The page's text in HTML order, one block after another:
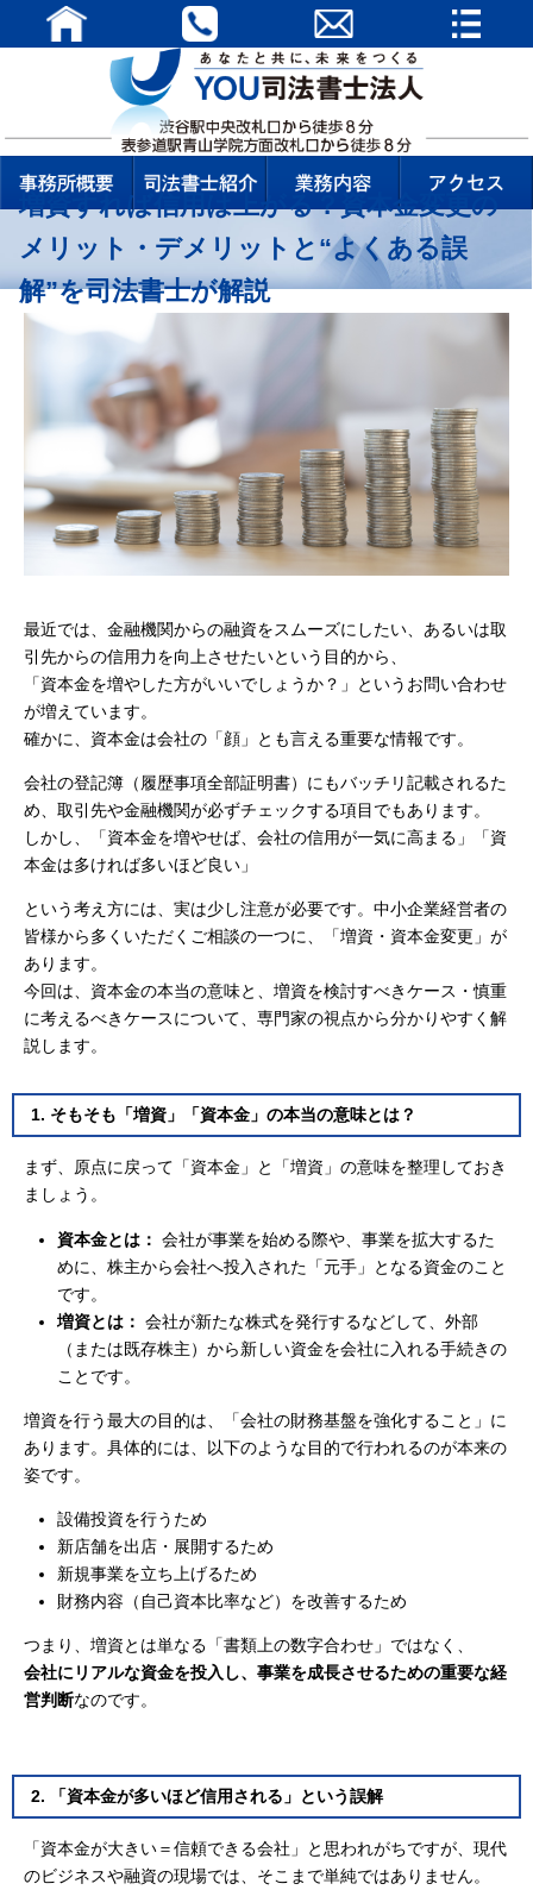
増資すれば信用は上がる？資本金変更の
メリット・デメリットと“よくある誤
解”を司法書士が解説
最近では、金融機関からの融資をスムーズにしたい、あるいは取
引先からの信用力を向上させたいという目的から、
「資本金を増やした方がいいでしょうか？」というお問い合わせ
が増えています。
確かに、資本金は会社の「顔」とも言える重要な情報です。
会社の登記簿（履歴事項全部証明書）にもバッチリ記載されるた
め、取引先や金融機関が必ずチェックする項目でもあります。
しかし、「資本金を増やせば、会社の信用が一気に高まる」「資
本金は多ければ多いほど良い」
という考え方には、実は少し注意が必要です。 中小企業経営者の
皆様から多くいただくご相談の一つに、「増資・資本金変更」が
あります。
今回は、資本金の本当の意味と、増資を検討すべきケース・慎重
に考えるべきケースについて、専門家の視点から分かりやすく解
説します。
1. そもそも「増資」「資本金」の本当の意味とは？
まず、原点に戻って「資本金」と「増資」の意味を整理しておき
ましょう。
資本金とは： 会社が事業を始める際や、事業を拡大するた
めに、株主から会社へ投入された「元手」となる資金のこと
です。
増資とは： 会社が新たな株式を発行するなどして、外部
（または既存株主）から新しい資金を会社に入れる手続きの
ことです。
増資を行う最大の目的は、「会社の財務基盤を強化すること」に
あります。具体的には、以下のような目的で行われるのが本来の
姿です。
設備投資を行うため
新店舗を出店・展開するため
新規事業を立ち上げるため
財務内容（自己資本比率など）を改善するため
つまり、増資とは単なる「書類上の数字合わせ」ではなく、
会社にリアルな資金を投入し、事業を成長させるための重要な経
営判断なのです。
2. 「資本金が多いほど信用される」という誤解
「資本金が大きい＝信頼できる会社」と思われがちですが、現代
のビジネスや融資の現場では、そこまで単純ではありません。